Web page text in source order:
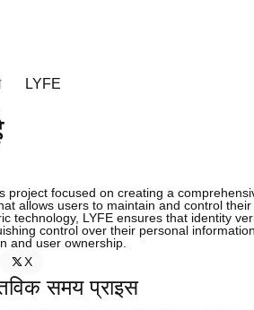
LYFE
project focused on creating a
allows users to maintain and control
technology, LYFE ensures that identity
control over their personal
and user ownership.
X
समय प्राइस